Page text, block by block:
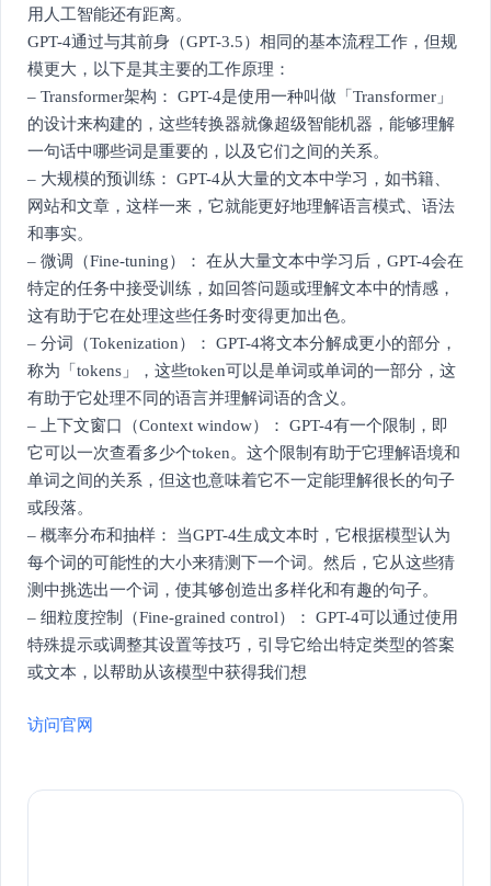
用人工智能还有距离。
GPT-4通过与其前身（GPT-3.5）相同的基本流程工作，但规
模更大，以下是其主要的工作原理：
– Transformer架构： GPT-4是使用一种叫做「Transformer」
的设计来构建的，这些转换器就像超级智能机器，能够理解
一句话中哪些词是重要的，以及它们之间的关系。
– 大规模的预训练： GPT-4从大量的文本中学习，如书籍、
网站和文章，这样一来，它就能更好地理解语言模式、语法
和事实。
– 微调（Fine-tuning）： 在从大量文本中学习后，GPT-4会在
特定的任务中接受训练，如回答问题或理解文本中的情感，
这有助于它在处理这些任务时变得更加出色。
– 分词（Tokenization）： GPT-4将文本分解成更小的部分，
称为「tokens」，这些token可以是单词或单词的一部分，这
有助于它处理不同的语言并理解词语的含义。
– 上下文窗口（Context window）： GPT-4有一个限制，即
它可以一次查看多少个token。这个限制有助于它理解语境和
单词之间的关系，但这也意味着它不一定能理解很长的句子
或段落。
– 概率分布和抽样： 当GPT-4生成文本时，它根据模型认为
每个词的可能性的大小来猜测下一个词。然后，它从这些猜
测中挑选出一个词，使其够创造出多样化和有趣的句子。
– 细粒度控制（Fine-grained control）： GPT-4可以通过使用
特殊提示或调整其设置等技巧，引导它给出特定类型的答案
或文本，以帮助从该模型中获得我们想
访问官网